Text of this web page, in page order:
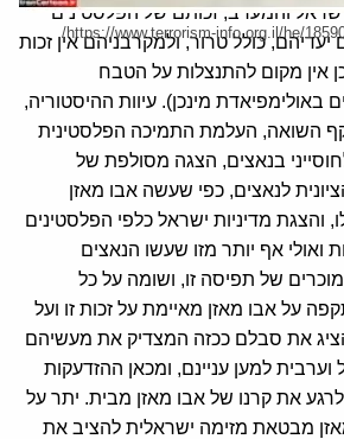
https://www.terrorism-info.org.il/he/
והמערב, זכותם של הפלסטינים
כולל טרור, ולמקרבניהם אין זכות
אין מקום להתנצלות על הטבח
באולימפיאדת מינכן). עיוות ההיסטוריה,
השואה, העלמת התמיכה הפלסטינית
בנאצים, הצגה מסולפת של
לנאצים, כפי שעשה אבו מאזן
והצגת מדיניות ישראל כלפי הפלסטינים
אף יותר מזו שעשו הנאצים
של תפיסה זו, ושומה על כל
על אבו מאזן מאיימת על זכות זו ועל
את סבלם ככזה המצדיק את מעשיהם
וערבית למען עניינם, ומכאן ההזדעקות
את קרנו של אבו מאזן מבית. יתר על
מבטאת מזימה ישראלית להציב את